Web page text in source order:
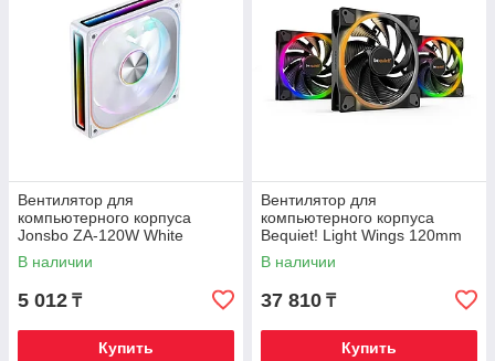
Вентилятор для
компьютерного корпуса
Jonsbo ZA-120W White
В наличии
5 012 ₸
Купить
Вентилятор для
компьютерного корпуса
Bequiet! Light Wings 120mm
PWM high-speed ARGB Triple-
Pack
В наличии
37 810 ₸
Купить